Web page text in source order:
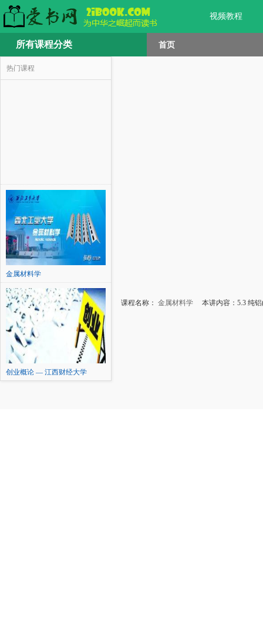
视频教程
所有课程分类 首页
热门课程
金属材料学
创业概论 — 江西财经大学
课程名称： 金属材料学 本讲内容：5.3 纯